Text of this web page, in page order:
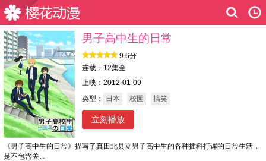
男子高中生的日常
9.6分
连载：12集全
上映：2012-01-09
类型：
日本 校园 搞笑
立刻播放
《男子高中生的日常》描写了真田北县立男子高中生的各种插科打诨的日常生活，
是不包含关...